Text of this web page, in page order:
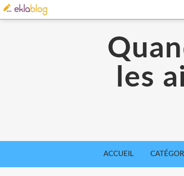
les
ACCUEIL